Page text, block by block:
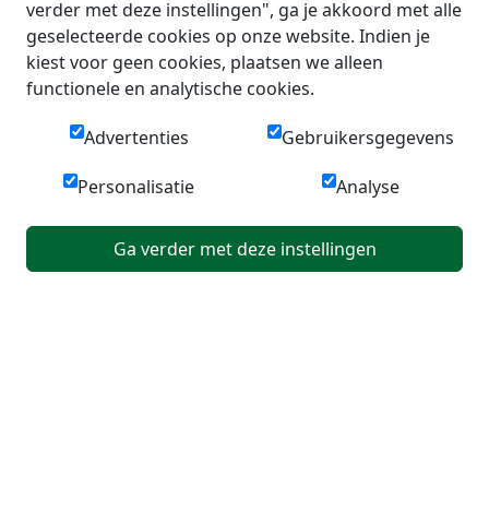
verder met deze instellingen", ga je akkoord met alle
geselecteerde cookies op onze website. Indien je
kiest voor geen cookies, plaatsen we alleen
functionele en analytische cookies.
Advertenties Gebruikersgegevens
Personalisatie Analyse
Ga verder met deze instellingen